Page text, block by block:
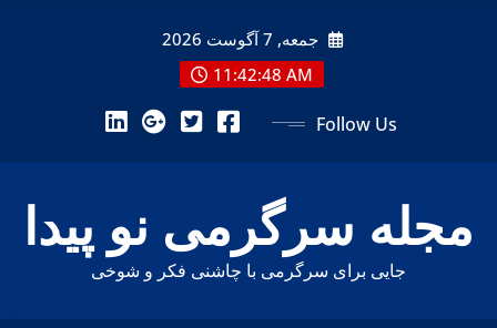
جمعه, 7 آگوست 2026
11:42:50 AM
Follow Us
مجله سرگرمی نو پیدا
جایی برای سرگرمی با چاشنی فکر و شوخی